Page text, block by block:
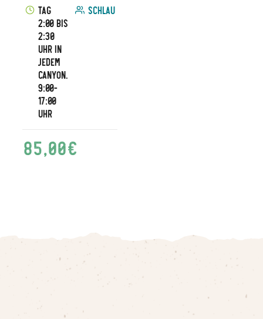
Tag
2:00 bis
2:30
Uhr in
jedem
Canyon.
9:00-
17:00
Uhr
Schlau
85,00€